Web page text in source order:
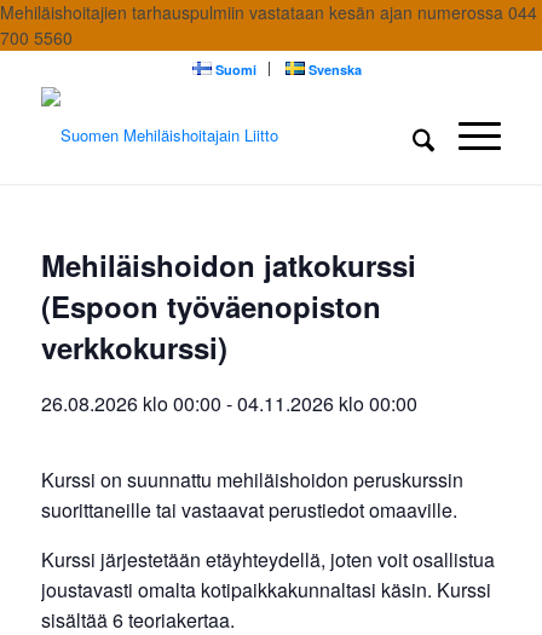
Mehiläishoitajien tarhauspulmiin vastataan kesän ajan numerossa 044
700 5560
Suomi Svenska
Mehiläishoidon jatkokurssi
(Espoon työväenopiston
verkkokurssi)
26.08.2026 klo 00:00 -04.11.2026 klo 00:00
Kurssi on suunnattu mehiläishoidon peruskurssin
suorittaneille tai vastaavat perustiedot omaaville.
Kurssi järjestetään etäyhteydellä, joten voit osallistua
joustavasti omalta kotipaikkakunnaltasi käsin. Kurssi
sisältää 6 teoriakertaa.